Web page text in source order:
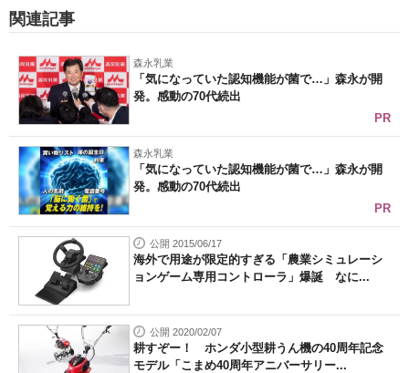
関連記事
森永乳業
「気になっていた認知機能が菌で…」森永が開
発。感動の70代続出
PR
森永乳業
「気になっていた認知機能が菌で…」森永が開
発。感動の70代続出
PR
公開 2015/06/17
海外で用途が限定的すぎる「農業シミュレーシ
ョンゲーム専用コントローラ」爆誕 なに...
公開 2020/02/07
耕すぞー！ ホンダ小型耕うん機の40周年記念
モデル「こまめ40周年アニバーサリー...